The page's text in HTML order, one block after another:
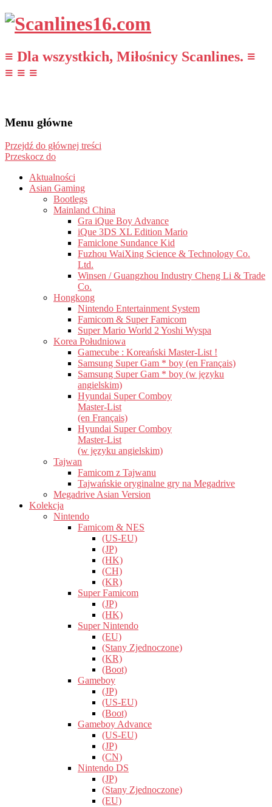
≡ Dla wszystkich, Miłośnicy Scanlines. ≡
≡ ≡ ≡
Menu główne
Przejdź do głównej treści
Przeskocz do
Aktualności
Asian Gaming
Bootlegs
Mainland China
Gra iQue Boy Advance
iQue 3DS XL Edition Mario
Famiclone Sundance Kid
Fuzhou WaiXing Science & Technology Co.
Ltd.
Winsen / Guangzhou Industry Cheng Li & Trade
Co.
Hongkong
Nintendo Entertainment System
Famicom & Super Famicom
Super Mario World 2 Yoshi Wyspa
Korea Południowa
Gamecube : Koreański Master-List !
Samsung Super Gam * boy (en Français)
Samsung Super Gam * boy (w języku
angielskim)
Hyundai Super Comboy
Master-List
(en Français)
Hyundai Super Comboy
Master-List
(w języku angielskim)
Tajwan
Famicom z Tajwanu
Tajwańskie oryginalne gry na Megadrive
Megadrive Asian Version
Kolekcja
Nintendo
Famicom & NES
(US-EU)
(JP)
(HK)
(CH)
(KR)
Super Famicom
(JP)
(HK)
Super Nintendo
(EU)
(Stany Zjednoczone)
(KR)
(Boot)
Gameboy
(JP)
(US-EU)
(Boot)
Gameboy Advance
(US-EU)
(JP)
(CN)
Nintendo DS
(JP)
(Stany Zjednoczone)
(EU)